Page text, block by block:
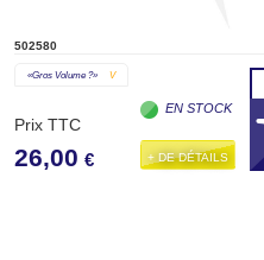
502580
«gros Volume ?» V
Prix TTC
26,00 €
EN STOCK
+ DE DÉTAILS